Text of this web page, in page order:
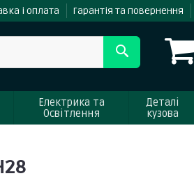
і оплата Гарантія та повернення
Електрика та
Освітлення
Деталі
кузова